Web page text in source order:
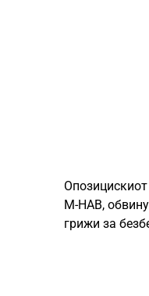
М-НАВ,
грижи за